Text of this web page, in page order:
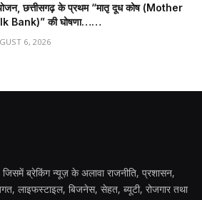
छत्तीसगढ़ के प्रथम “मातृ दूध कोष (Mother
Bank)” की घोषणा……
6, 2026
जिसमें ब्रेकिंग न्यूज़ के अलावा राजनीति, प्रशासन,
लाइफस्टाइल, बिजनेस, सेहत, ब्यूटी, रोजगार तथा